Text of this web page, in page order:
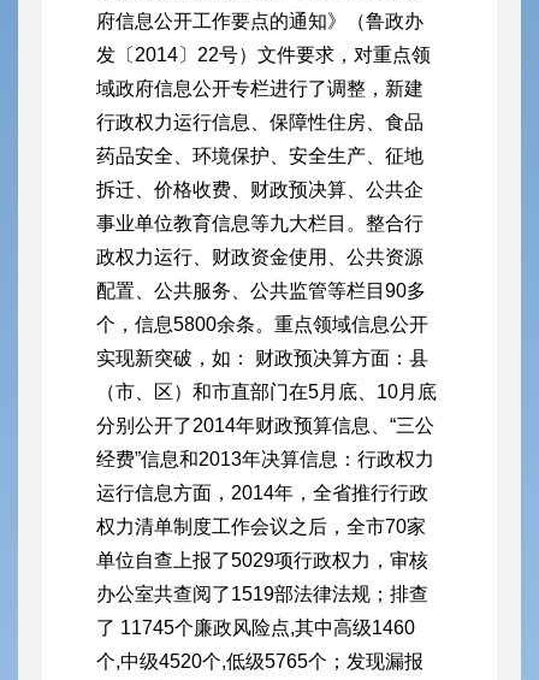
府信息公开工作要点的通知》（鲁政办
发〔2014〕22号）文件要求，对重点领
域政府信息公开专栏进行了调整，新建
行政权力运行信息、保障性住房、食品
药品安全、环境保护、安全生产、征地
拆迁、价格收费、财政预决算、公共企
事业单位教育信息等九大栏目。整合行
政权力运行、财政资金使用、公共资源
配置、公共服务、公共监管等栏目90多
个，信息5800余条。重点领域信息公开
实现新突破，如： 财政预决算方面：县
（市、区）和市直部门在5月底、10月底
分别公开了2014年财政预算信息、“三公
经费”信息和2013年决算信息：行政权力
运行信息方面，2014年，全省推行行政
权力清单制度工作会议之后，全市70家
单位自查上报了5029项行政权力，审核
办公室共查阅了1519部法律法规；排查
了 11745个廉政风险点,其中高级1460
个,中级4520个,低级5765个；发现漏报